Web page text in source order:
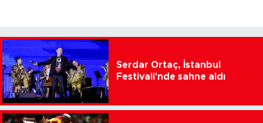
Serdar Ortaç, İstanbul
Festivali'nde sahne aldı